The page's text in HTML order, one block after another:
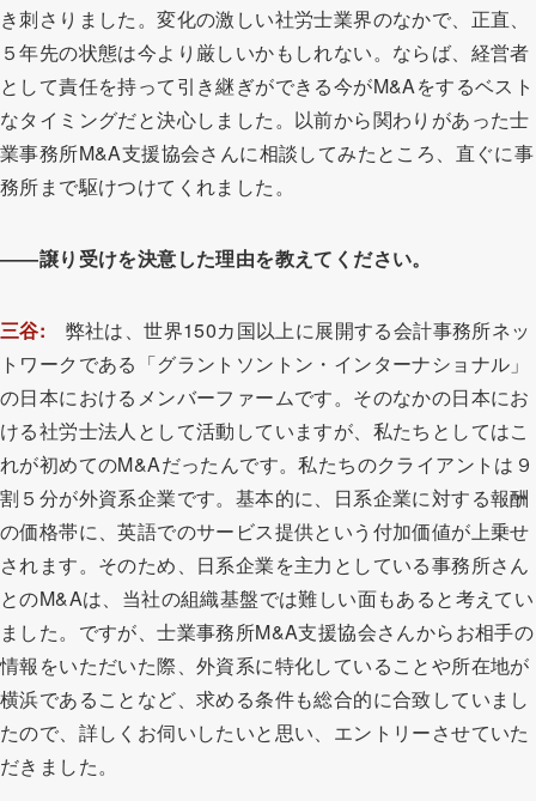
き刺さりました。変化の激しい社労士業界のなかで、正直、
５年先の状態は今より厳しいかもしれない。ならば、経営者
として責任を持って引き継ぎができる今がM&Aをするベスト
なタイミングだと決心しました。以前から関わりがあった士
業事務所M&A支援協会さんに相談してみたところ、直ぐに事
務所まで駆けつけてくれました。
――譲り受けを決意した理由を教えてください。
三谷: 弊社は、世界150カ国以上に展開する会計事務所ネッ
トワークである「グラントソントン・インターナショナル」
の日本におけるメンバーファームです。そのなかの日本にお
ける社労士法人として活動していますが、私たちとしてはこ
れが初めてのM&Aだったんです。私たちのクライアントは９
割５分が外資系企業です。基本的に、日系企業に対する報酬
の価格帯に、英語でのサービス提供という付加価値が上乗せ
されます。そのため、日系企業を主力としている事務所さん
とのM&Aは、当社の組織基盤では難しい面もあると考えてい
ました。ですが、士業事務所M&A支援協会さんからお相手の
情報をいただいた際、外資系に特化していることや所在地が
横浜であることなど、求める条件も総合的に合致していまし
たので、詳しくお伺いしたいと思い、エントリーさせていた
だきました。